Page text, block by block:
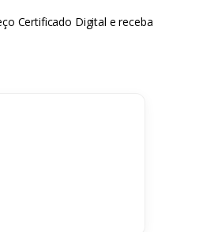
Certificado Digital e receba